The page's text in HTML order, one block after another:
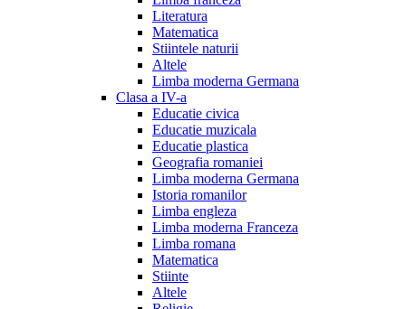
Literatura
Matematica
Stiintele naturii
Altele
Limba moderna Germana
Clasa a IV-a
Educatie civica
Educatie muzicala
Educatie plastica
Geografia romaniei
Limba moderna Germana
Istoria romanilor
Limba engleza
Limba moderna Franceza
Limba romana
Matematica
Stiinte
Altele